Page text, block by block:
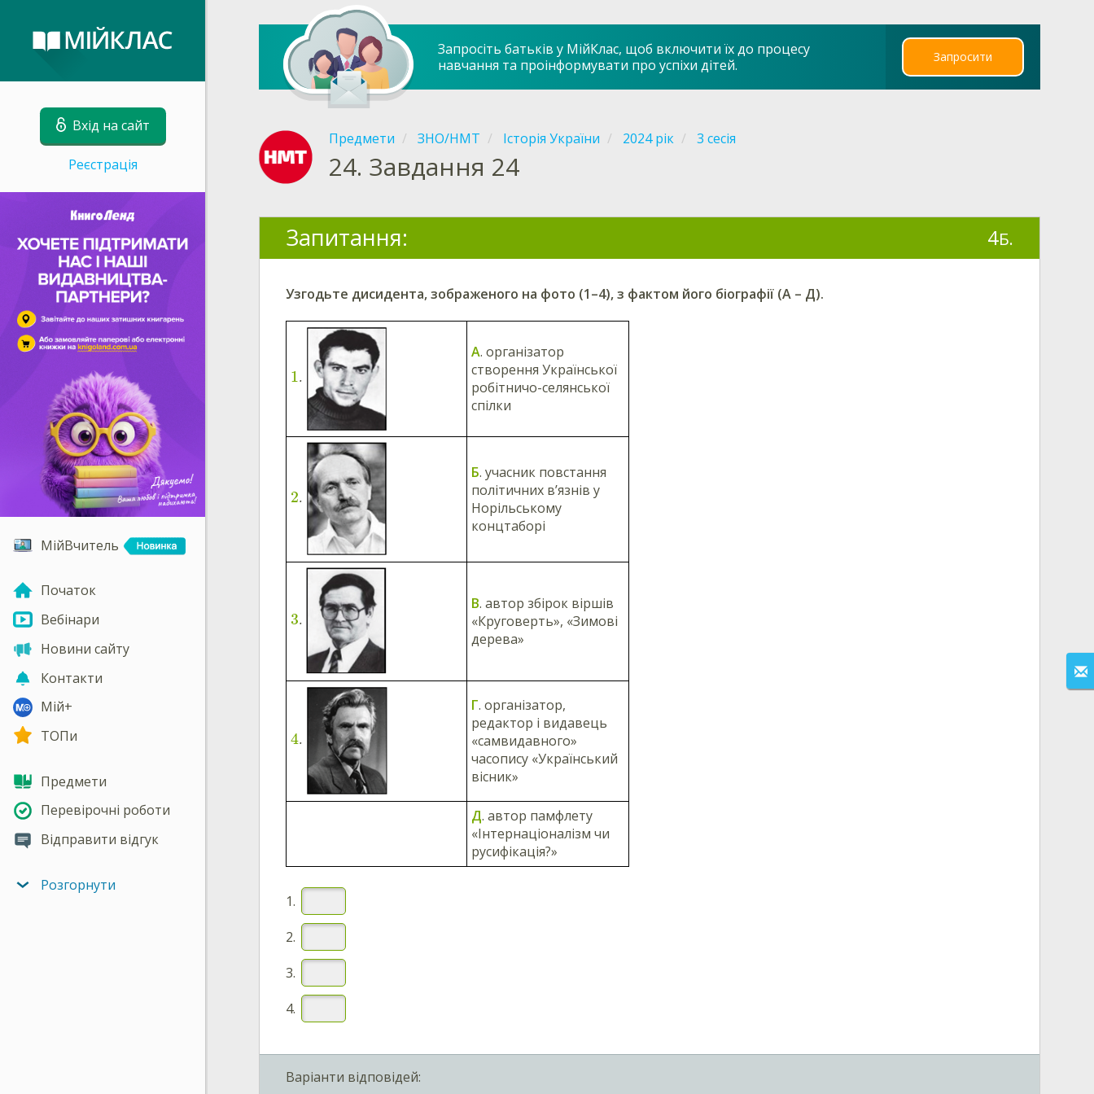
Вхід на сайт
Реєстрація
МійВчитель
Початок
Вебінари
Новини сайту
Контакти
Мій+
ТОПи
Предмети
Перевірочні роботи
Відправити відгук
Розгорнути
Запросіть батьків у МійКлас, щоб включити їх до процесу
навчання та проінформувати про успіхи дітей.
Запросити
Предмети ЗНО/НМТ Історія України 2024 рік 3 сесія
24. Завдання 24
Запитання: 4Б.
Узгодьте дисидента, зображеного на фото (1–4), з фактом його біографії (А – Д).
1.
А. організатор
створення Української
робітничо-селянської
спілки
2.
Б. учасник повстання
політичних в’язнів у
Норільському
концтаборі
3.
В. автор збірок віршів
«Круговерть», «Зимові
дерева»
4.
Г. організатор,
редактор і видавець
«самвидавного»
часопису «Український
вісник»
Д. автор памфлету
«Інтернаціоналізм чи
русифікація?»
1.
2.
3.
4.
Варіанти відповідей: